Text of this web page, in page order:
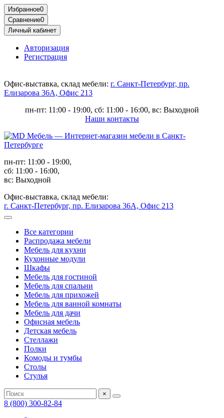
Избранное0
Сравнение0
Личный кабинет
Авторизация
Регистрация
Офис-выставка, склад мебели: г. Санкт-Петербург, пр.
Елизарова 36А, Офис 213
пн-пт: 11:00 - 19:00, сб: 11:00 - 16:00, вс: Выходной
Наши контакты
пн-пт: 11:00 - 19:00,
сб: 11:00 - 16:00,
вс: Выходной
Офис-выставка, склад мебели:
г. Санкт-Петербург, пр. Елизарова 36А, Офис 213
Все категории
Распродажа мебели
Мебель для кухни
Кухонные модули
Шкафы
Мебель для гостиной
Мебель для спальни
Мебель для прихожей
Мебель для ванной комнаты
Мебель для дачи
Офисная мебель
Детская мебель
Стеллажи
Полки
Комоды и тумбы
Столы
Стулья
×
8 (800) 300-82-84